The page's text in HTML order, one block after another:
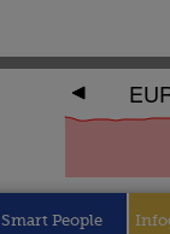
Smart People